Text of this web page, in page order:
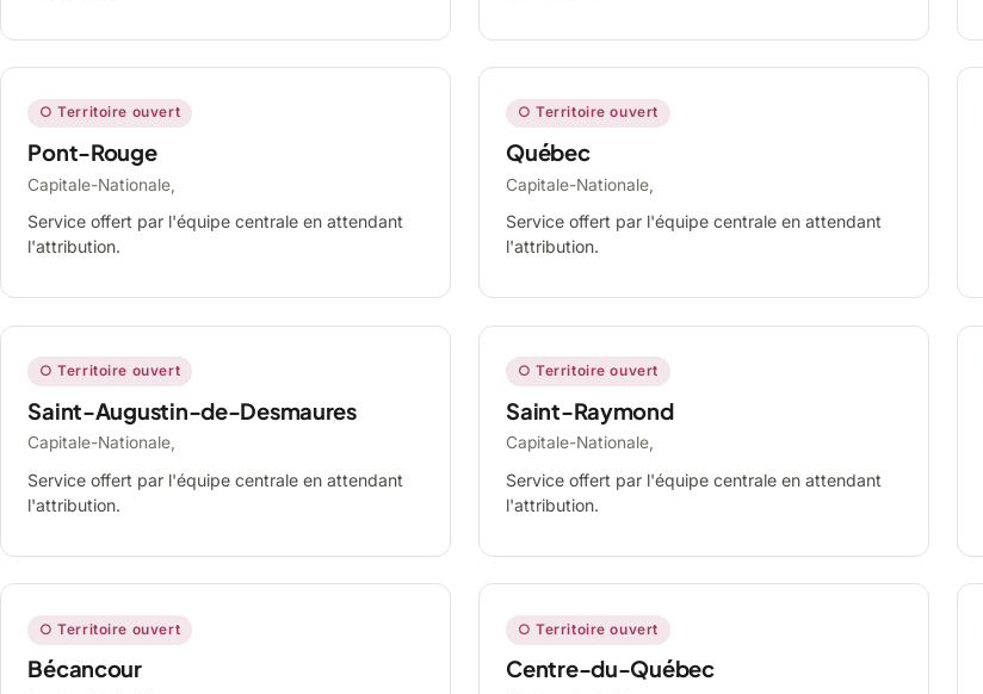
○ Territoire ouvert
Pont-Rouge
Capitale-Nationale,
Service offert par l'équipe centrale en attendant
l'attribution.
○ Territoire ouvert
Québec
Capitale-Nationale,
Service offert par l'équipe centrale en attendant
l'attribution.
○ Territoire ouvert
Saint-Augustin-de-Desmaures
Capitale-Nationale,
Service offert par l'équipe centrale en attendant
l'attribution.
○ Territoire ouvert
Saint-Raymond
Capitale-Nationale,
Service offert par l'équipe centrale en attendant
l'attribution.
○ Territoire ouvert
Bécancour
○ Territoire ouvert
Centre-du-Québec